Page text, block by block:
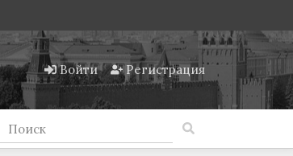
Войти Регистрация